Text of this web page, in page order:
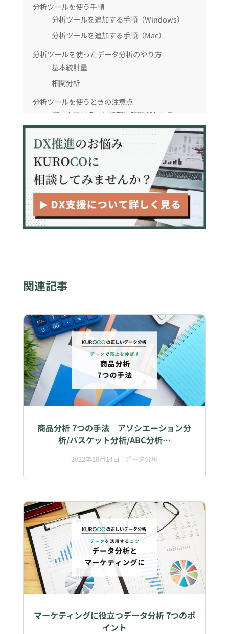
分析ツールを使う手順
分析ツールを追加する手順（Windows）
分析ツールを追加する手順（Mac）
分析ツールを使ったデータ分析のやり方
基本統計量
相関分析
分析ツールを使うときの注意点
データ量が多いと処理に時間がかかる
エラーとなる場合もある
関連記事
商品分析 7つの手法 アソシエーション分
析/バスケット分析/ABC分析…
2022年10月14日 | データ分析
マーケティングに役立つデータ分析 7つのポ
イント